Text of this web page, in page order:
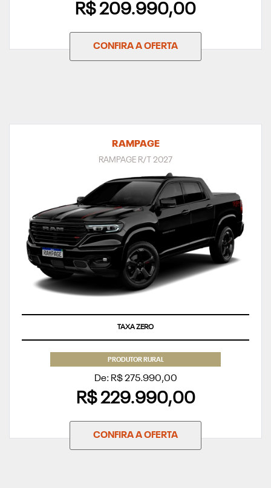
R$ 209.990,00
CONFIRA A OFERTA
RAMPAGE
RAMPAGE R/T 2027
TAXA ZERO
PRODUTOR RURAL
De: R$ 275.990,00
R$ 229.990,00
CONFIRA A OFERTA